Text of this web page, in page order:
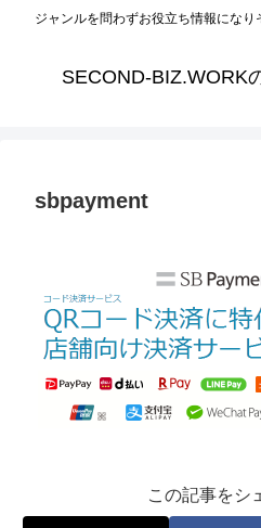
ジャンルを問わずお役立ち情報になり
SECOND-BIZ.WORK
sbpayment
この記事をシ